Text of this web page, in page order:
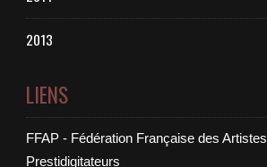
2013
LIENS
FFAP - Fédération Française des Artistes
Prestidigitateurs